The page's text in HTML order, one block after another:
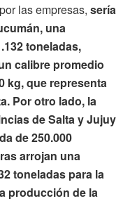
las empresas, sería
una
toneladas,
calibre promedio
kg, que representa
Por otro lado, la
de Salta y Jujuy
de 250.000
arrojan una
toneladas para la
producción de la